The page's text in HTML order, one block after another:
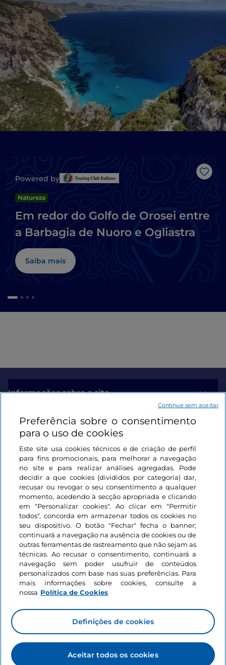
Powered by
Natureza
Em redor do Golfo de Orosei entre
a Barbagia de Nuoro e Ogliastra
Saiba mais
Informações sobre o site
Ligações úteis
Iniciar sessão
Mantenha-se em contacto
Preferência sobre o consentimento
para o uso de cookies
Este site usa cookies técnicos e de criação de perfil
para fins promocionais, para melhorar a navegação
no site e para realizar análises agregadas. Pode
decidir a que cookies (divididos por categoria) dar,
recusar ou revogar o seu consentimento a qualquer
momento, acedendo à secção apropriada e clicando
em "Personalizar cookies". Ao clicar em "Permitir
todos", concorda em armazenar todos os cookies no
seu dispositivo. O botão "Fechar" fecha o banner;
continuará a navegação na ausência de cookies ou de
outras ferramentas de rastreamento que não sejam as
técnicas. Ao recusar o consentimento, continuará a
navegação sem poder usufruir de conteúdos
personalizados com base nas suas preferências. Para
mais informações sobre cookies, consulte a
nossa Política de Cookies
Definições de cookies
Aceitar todos os cookies
Continue sem aceitar